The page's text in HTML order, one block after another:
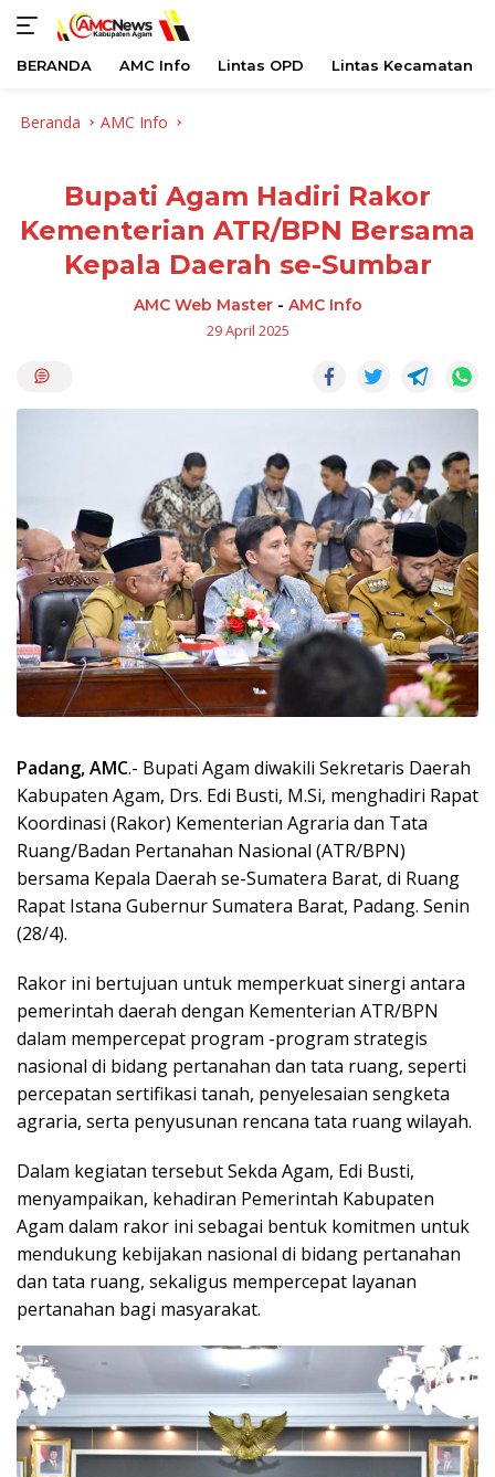
BERANDA AMC Info Lintas OPD Lintas Kecamatan
Beranda AMC Info
Bupati Agam Hadiri Rakor
Kementerian ATR/BPN Bersama
Kepala Daerah se-Sumbar
AMC Web Master- AMC Info
29 April 2025
Padang, AMC.- Bupati Agam diwakili Sekretaris Daerah
Kabupaten Agam, Drs. Edi Busti, M.Si, menghadiri Rapat
Koordinasi (Rakor) Kementerian Agraria dan Tata
Ruang/Badan Pertanahan Nasional (ATR/BPN)
bersama Kepala Daerah se-Sumatera Barat, di Ruang
Rapat Istana Gubernur Sumatera Barat, Padang. Senin
(28/4).
Rakor ini bertujuan untuk memperkuat sinergi antara
pemerintah daerah dengan Kementerian ATR/BPN
dalam mempercepat program -program strategis
nasional di bidang pertanahan dan tata ruang, seperti
percepatan sertifikasi tanah, penyelesaian sengketa
agraria, serta penyusunan rencana tata ruang wilayah.
Dalam kegiatan tersebut Sekda Agam, Edi Busti,
menyampaikan, kehadiran Pemerintah Kabupaten
Agam dalam rakor ini sebagai bentuk komitmen untuk
mendukung kebijakan nasional di bidang pertanahan
dan tata ruang, sekaligus mempercepat layanan
pertanahan bagi masyarakat.